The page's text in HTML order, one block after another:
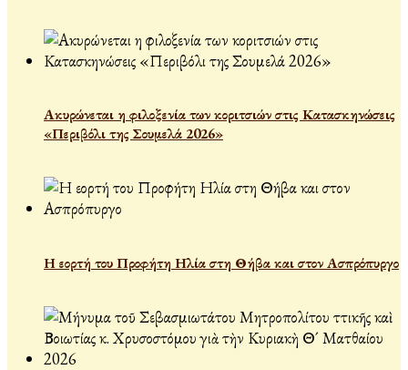
Ακυρώνεται η φιλοξενία των κοριτσιών στις Κατασκηνώσεις
«Περιβόλι της Σουμελά 2026»
Η εορτή του Προφήτη Ηλία στη Θήβα και στον Ασπρόπυργο